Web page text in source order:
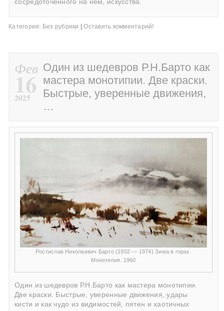
сосредоточенного на нём, искусства.
Категория: Без рубрики Оставить комментарий!
Фев
16
2025
Один из шедевров Р.Н.Барто как
мастера монотипии. Две краски.
Быстрые, уверенные движения,
…
Ростислав Николаевич Барто (1902 — 1974) Зима в горах.
Монотипия. 1960
Один из шедевров Р.Н.Барто как мастера монотипии.
Две краски. Быстрые, уверенные движения, удары
кисти и как чудо из видимостей, пятен и хаотичных